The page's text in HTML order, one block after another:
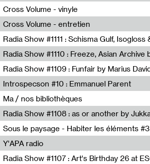
Esther Meunier Corfdyr
Cross Volume - vinyle
Cross Volume - entretien
Resonance
Radio WORM
Jet FM
Introspecson #10 : Emmanuel Parent
Pierre Henry,Emmanuel Parent
Ma / nos bibliothèques
Radio Zero
Nastassja Martin
Y'APA radio
Pierrick Mouton